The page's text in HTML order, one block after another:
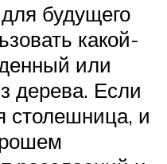
будущего
какой-
или
дерева. Если
столешница, и